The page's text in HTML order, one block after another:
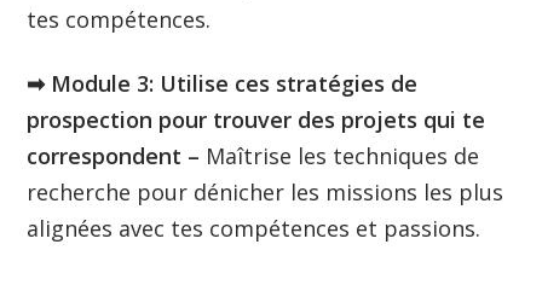
tes compétences.
➡︎ Module 3: Utilise ces stratégies de
prospection pour trouver des projets qui te
correspondent – Maîtrise les techniques de
recherche pour dénicher les missions les plus
alignées avec tes compétences et passions.